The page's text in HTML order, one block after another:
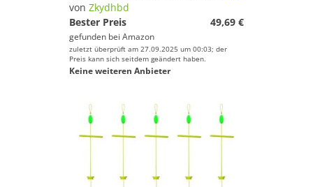
von Zkydhbd
Bester Preis
49,69 €
gefunden bei Amazon
zuletzt überprüft am 27.09.2025 um 00:03; der
Preis kann sich seitdem geändert haben.
Keine weiteren Anbieter